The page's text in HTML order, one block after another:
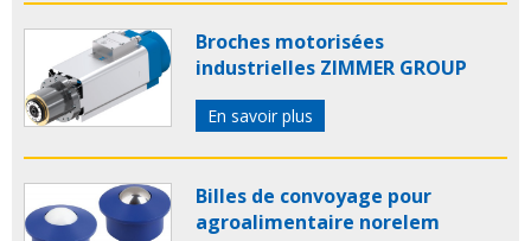
Broches motorisées
industrielles ZIMMER GROUP
En savoir plus
Billes de convoyage pour
agroalimentaire norelem